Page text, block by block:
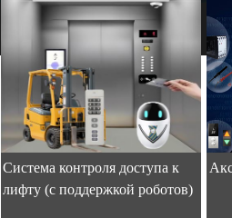
Система контроля доступа к
лифту (с поддержкой роботов)